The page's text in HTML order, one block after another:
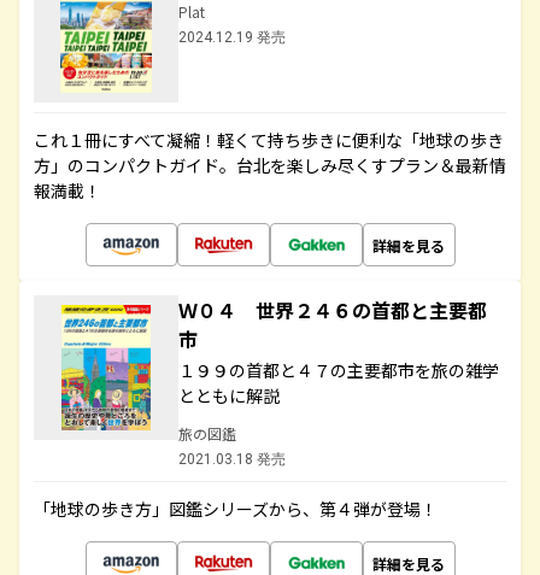
Plat
2024.12.19 発売
これ１冊にすべて凝縮！軽くて持ち歩きに便利な「地球の歩き
方」のコンパクトガイド。台北を楽しみ尽くすプラン＆最新情
報満載！
詳細を見る
Ｗ０４ 世界２４６の首都と主要都
市
１９９の首都と４７の主要都市を旅の雑学
とともに解説
旅の図鑑
2021.03.18 発売
「地球の歩き方」図鑑シリーズから、第４弾が登場！
詳細を見る